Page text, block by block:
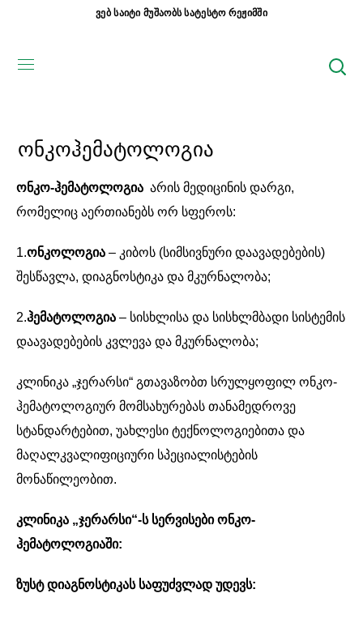
ვებ საიტი მუშაობს სატესტო რეჟიმში
ონკოჰემატოლოგია
ონკო-ჰემატოლოგია არის მედიცინის დარგი,
რომელიც აერთიანებს ორ სფეროს:
1.ონკოლოგია – კიბოს (სიმსივნური დაავადებების)
შესწავლა, დიაგნოსტიკა და მკურნალობა;
2.ჰემატოლოგია – სისხლისა და სისხლმბადი სისტემის
დაავადებების კვლევა და მკურნალობა;
კლინიკა „ჯერარსი“ გთავაზობთ სრულყოფილ ონკო-
ჰემატოლოგიურ მომსახურებას თანამედროვე
სტანდარტებით, უახლესი ტექნოლოგიებითა და
მაღალკვალიფიციური სპეციალისტების
მონაწილეობით.
კლინიკა „ჯერარსი“-ს სერვისები ონკო-
ჰემატოლოგიაში:
ზუსტ დიაგნოსტიკას საფუძვლად უდევს: